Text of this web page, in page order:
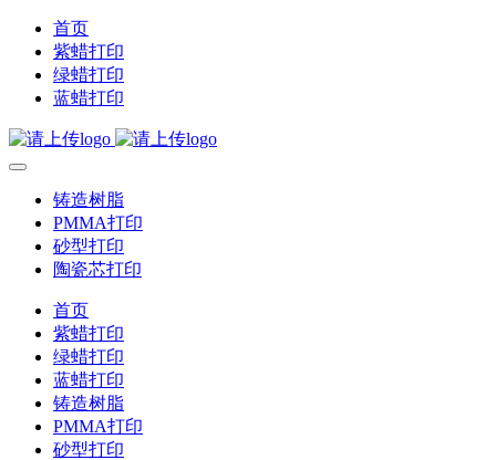
首页
紫蜡打印
绿蜡打印
蓝蜡打印
铸造树脂
PMMA打印
砂型打印
陶瓷芯打印
首页
紫蜡打印
绿蜡打印
蓝蜡打印
铸造树脂
PMMA打印
砂型打印